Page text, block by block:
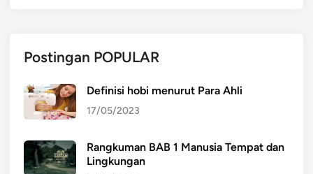
Postingan POPULAR
Definisi hobi menurut Para Ahli
17/05/2023
Rangkuman BAB 1 Manusia Tempat dan
Lingkungan